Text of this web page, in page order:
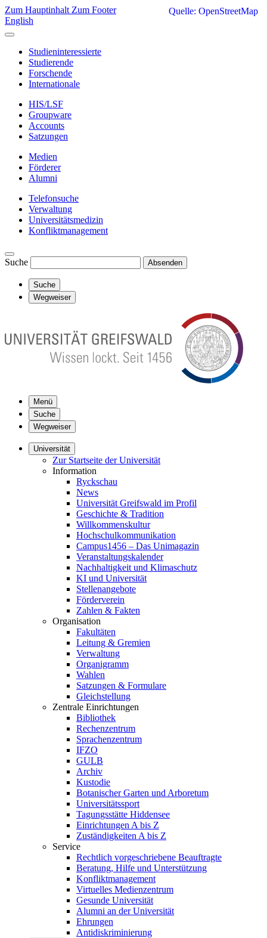
Zum Hauptinhalt Zum Footer
English
Studieninteressierte
Studierende
Forschende
Internationale
HIS/LSF
Groupware
Accounts
Satzungen
Medien
Förderer
Alumni
Telefonsuche
Verwaltung
Universitätsmedizin
Konfliktmanagement
Suche Absenden
Suche
Wegweiser
Menü
Suche
Wegweiser
Universität
Zur Startseite der Universität
Information
Ryckschau
News
Universität Greifswald im Profil
Geschichte & Tradition
Willkommenskultur
Hochschulkommunikation
Campus1456 – Das Unimagazin
Veranstaltungskalender
Nachhaltigkeit und Klimaschutz
KI und Universität
Stellenangebote
Förderverein
Zahlen & Fakten
Organisation
Fakultäten
Leitung & Gremien
Verwaltung
Organigramm
Wahlen
Satzungen & Formulare
Gleichstellung
Zentrale Einrichtungen
Bibliothek
Rechenzentrum
Sprachenzentrum
IFZO
GULB
Archiv
Kustodie
Botanischer Garten und Arboretum
Universitätssport
Tagungsstätte Hiddensee
Einrichtungen A bis Z
Zuständigkeiten A bis Z
Service
Rechtlich vorgeschriebene Beauftragte
Beratung, Hilfe und Unterstützung
Konfliktmanagement
Virtuelles Medienzentrum
Gesunde Universität
Alumni an der Universität
Ehrungen
Antidiskriminierung
Quelle: OpenStreetMap